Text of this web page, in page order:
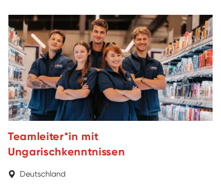
Teamleiter*in mit
Ungarischkenntnissen
Deutschland